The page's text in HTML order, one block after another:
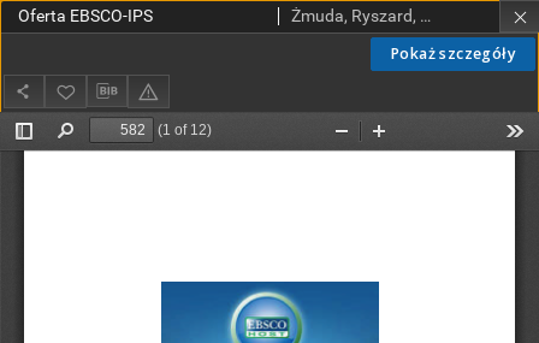
Pokaż szczegóły
Oferta EBSCO-IPS Żmuda, Ryszard, red. nacz.